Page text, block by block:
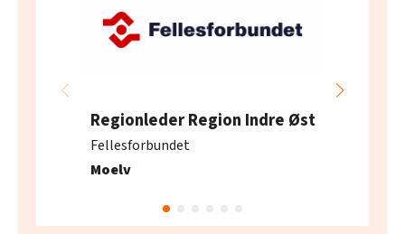
Regionleder Region Indre Øst
Fellesforbundet
Moelv